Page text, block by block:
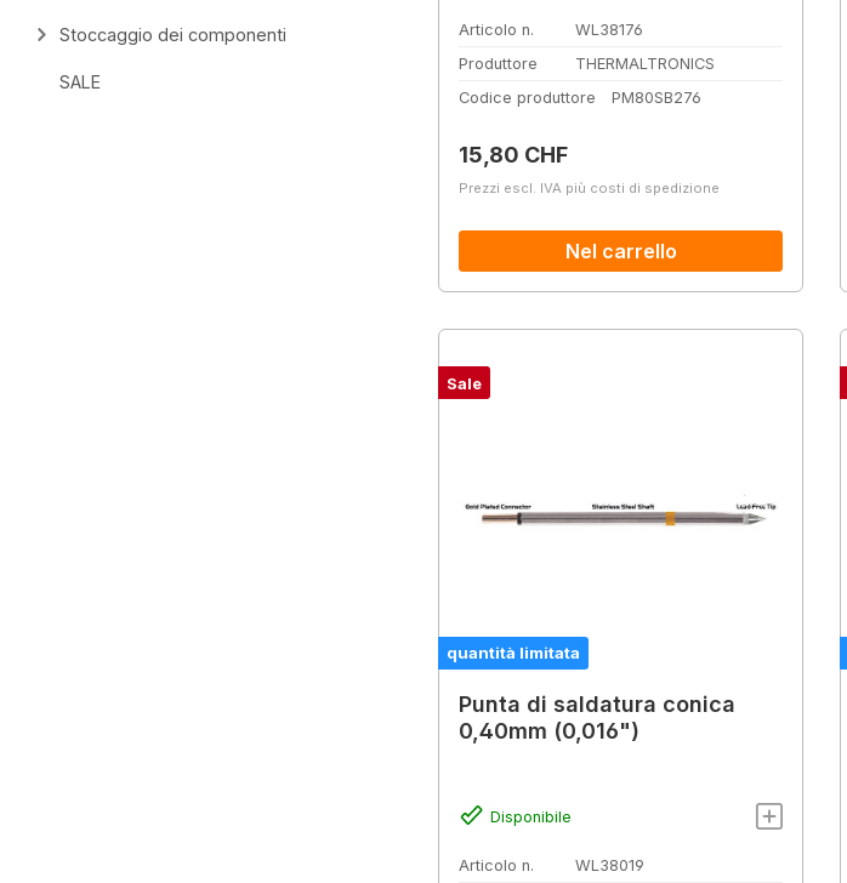
Stoccaggio dei componenti
SALE
Articolo n.
WL38176
Produttore
THERMALTRONICS
Codice produttore
PM80SB276
Prezzo normale:
15,80 CHF
Prezzi escl. IVA più costi di spedizione
Nel carrello
Sale
quantità limitata
Punta di saldatura conica
0,40mm (0,016")
Disponibile
Articolo n. WL38019